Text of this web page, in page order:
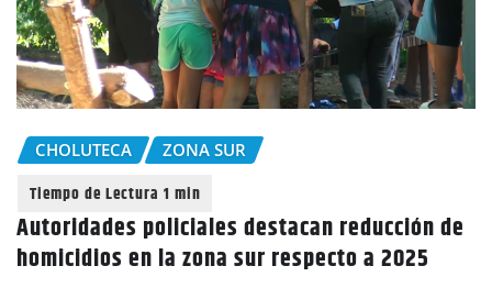
CHOLUTECA ZONA SUR
Autoridades policiales destacan reducción de
homicidios en la zona sur respecto a 2025